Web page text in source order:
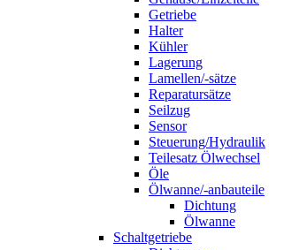
Getriebe
Halter
Kühler
Lagerung
Lamellen/-sätze
Reparatursätze
Seilzug
Sensor
Steuerung/Hydraulik
Teilesatz Ölwechsel
Öle
Ölwanne/-anbauteile
Dichtung
Ölwanne
Schaltgetriebe